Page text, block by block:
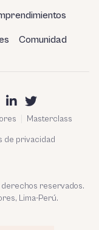
Comunidad
Masterclass
de privacidad
derechos reservados.
Lima-Perú.